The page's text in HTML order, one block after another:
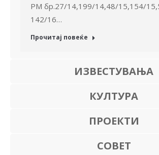
РМ бр.27/14,199/14,48/15,154/
142/16…
Прочитај повеќе
ИЗВЕСТУВАЊА
КУЛТУРА
ПРОЕКТИ
СОВЕТ